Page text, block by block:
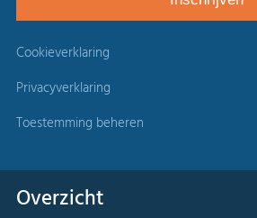
Cookieverklaring
Privacyverklaring
Toestemming beheren
Overzicht